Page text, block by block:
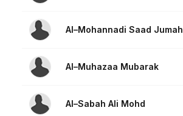
Al–Mohannadi Saad Jumah
Al–Muhazaa Mubarak
Al–Sabah Ali Mohd